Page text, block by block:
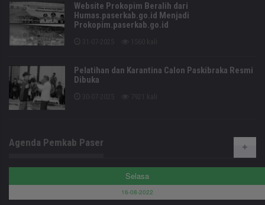
Website Prokopim Beralih dari
Humas.paserkab.go.id Menjadi
Prokopim.paserkab.go.id
Pelatihan dan Karantina Calon Paskibraka Resmi
Dibuka
Agenda Pemkab Paser
Selasa
16-08-2022